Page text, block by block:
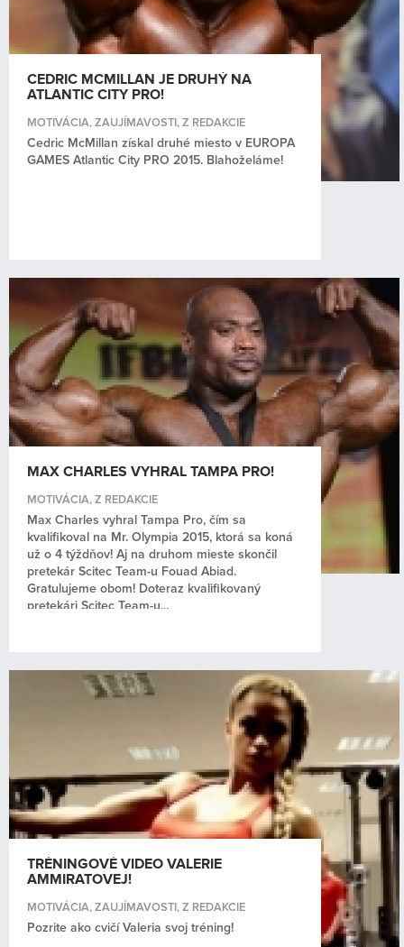
Kontakt
CEDRIC MCMILLAN JE DRUHÝ NA
ATLANTIC CITY PRO!
MOTIVÁCIA,ZAUJÍMAVOSTI,Z REDAKCIE
Cedric McMillan získal druhé miesto v EUROPA
GAMES Atlantic City PRO 2015. Blahoželáme!
MAX CHARLES VYHRAL TAMPA PRO!
MOTIVÁCIA,Z REDAKCIE
Max Charles vyhral Tampa Pro, čím sa
kvalifikoval na Mr. Olympia 2015, ktorá sa koná
už o 4 týždňov! Aj na druhom mieste skončil
pretekár Scitec Team-u Fouad Abiad.
Gratulujeme obom! Doteraz kvalifikovaný
pretekári Scitec Team-u...
TRÉNINGOVÉ VIDEO VALERIE
AMMIRATOVEJ!
MOTIVÁCIA,ZAUJÍMAVOSTI,Z REDAKCIE
Pozrite ako cvičí Valeria svoj tréning!